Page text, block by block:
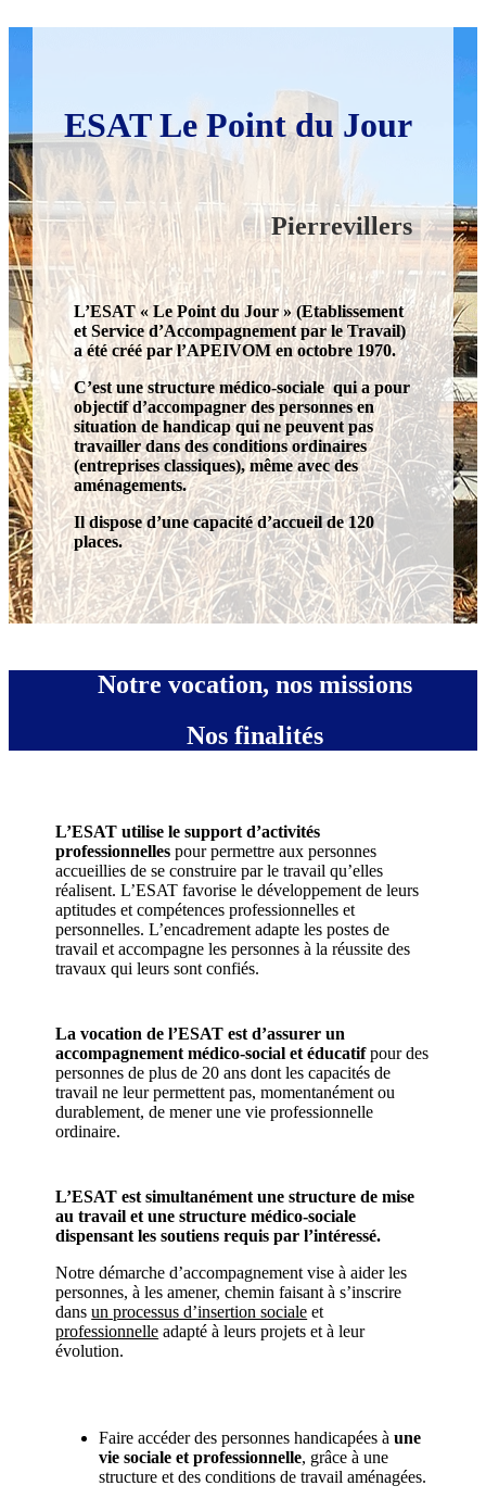
ESAT Le Point du Jour
Pierrevillers
L’ESAT « Le Point du Jour » (Etablissement
et Service d’Accompagnement par le Travail)
a été créé par l’APEIVOM en octobre 1970.
C’est une structure médico-sociale qui a pour
objectif d’accompagner des personnes en
situation de handicap qui ne peuvent pas
travailler dans des conditions ordinaires
(entreprises classiques), même avec des
aménagements.
Il dispose d’une capacité d’accueil de 120
places.
Notre vocation, nos missions
Nos finalités
L’ESAT utilise le support d’activités
professionnelles pour permettre aux personnes
accueillies de se construire par le travail qu’elles
réalisent. L’ESAT favorise le développement de leurs
aptitudes et compétences professionnelles et
personnelles. L’encadrement adapte les postes de
travail et accompagne les personnes à la réussite des
travaux qui leurs sont confiés.
La vocation de l’ESAT est d’assurer un
accompagnement médico-social et éducatifpour des
personnes de plus de 20 ans dont les capacités de
travail ne leur permettent pas, momentanément ou
durablement, de mener une vie professionnelle
ordinaire.
L’ESAT est simultanément une structure de mise
au travail et une structure médico-sociale
dispensant les soutiens requis par l’intéressé.
Notre démarche d’accompagnement vise à aider les
personnes, à les amener, chemin faisant à s’inscrire
dansun processus d’insertion sociale et
professionnelle adapté à leurs projets et à leur
évolution.
Faire accéder des personnes handicapées àune
vie sociale et professionnelle, grâce à une
structure et des conditions de travail aménagées.